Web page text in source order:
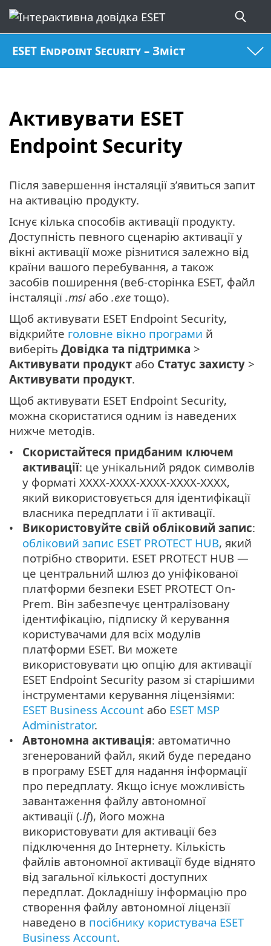
ESET Endpoint Security – Зміст
Активувати ESET
Endpoint Security
Після завершення інсталяції з’явиться запит
на активацію продукту.
Існує кілька способів активації продукту.
Доступність певного сценарію активації у
вікні активації може різнитися залежно від
країни вашого перебування, а також
засобів поширення (веб-сторінка ESET, файл
інсталяції .msi або .exe тощо).
Щоб активувати ESET Endpoint Security,
відкрийте головне вікно програми й
виберіть Довідка та підтримка >
Активувати продукт або Статус захисту >
Активувати продукт.
Щоб активувати ESET Endpoint Security,
можна скористатися одним із наведених
нижче методів.
Скористайтеся придбаним ключем
активації: це унікальний рядок символів
у форматі XXXX-XXXX-XXXX-XXXX-XXXX,
який використовується для ідентифікації
власника передплати і її активації.
Використовуйте свій обліковий запис:
обліковий запис ESET PROTECT HUB, який
потрібно створити. ESET PROTECT HUB —
це центральний шлюз до уніфікованої
платформи безпеки ESET PROTECT On-
Prem. Він забезпечує централізовану
ідентифікацію, підписку й керування
користувачами для всіх модулів
платформи ESET. Ви можете
використовувати цю опцію для активації
ESET Endpoint Security разом зі старішими
інструментами керування ліцензіями:
ESET Business Account або ESET MSP
Administrator.
Автономна активація: автоматично
згенерований файл, який буде передано
в програму ESET для надання інформації
про передплату. Якщо існує можливість
завантаження файлу автономної
активації (.lf), його можна
використовувати для активації без
підключення до Інтернету. Кількість
файлів автономної активації буде віднято
від загальної кількості доступних
передплат. Докладнішу інформацію про
створення файлу автономної ліцензії
наведено в посібнику користувача ESET
Business Account.